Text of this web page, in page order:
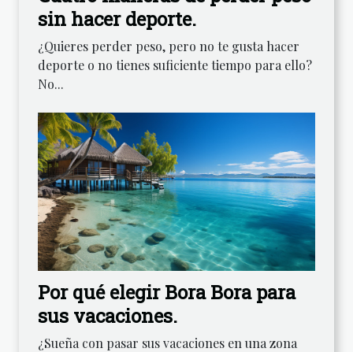
sin hacer deporte.
¿Quieres perder peso, pero no te gusta hacer
deporte o no tienes suficiente tiempo para ello?
No...
Por qué elegir Bora Bora para
sus vacaciones.
¿Sueña con pasar sus vacaciones en una zona